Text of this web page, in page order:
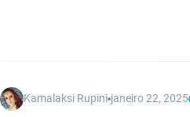
Kamalaksi Rupini janeiro 22, 2025